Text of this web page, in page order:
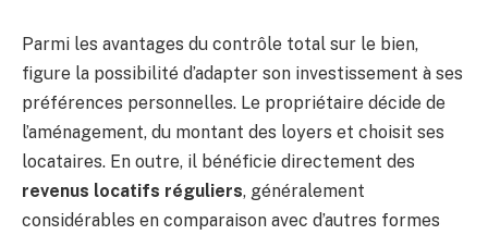
Parmi les avantages du contrôle total sur le bien,
figure la possibilité d’adapter son investissement à ses
préférences personnelles. Le propriétaire décide de
l’aménagement, du montant des loyers et choisit ses
locataires. En outre, il bénéficie directement des
revenus locatifs réguliers, généralement
considérables en comparaison avec d’autres formes